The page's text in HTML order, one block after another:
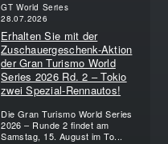
GT World Series
28.07.2026
Erhalten Sie mit der
Zuschauergeschenk-Aktion
der Gran Turismo World
Series 2026 Rd. 2 – Tokio
zwei Spezial-Rennautos!
Die Gran Turismo World Series
2026 – Runde 2 findet am
Samstag, 15. August im To...